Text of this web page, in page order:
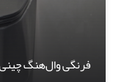
فرنگی وال‌هنگ